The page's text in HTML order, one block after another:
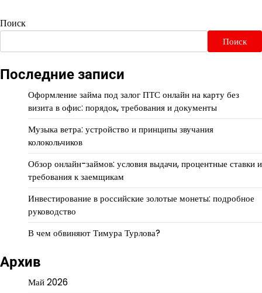
Поиск
Поиск
Последние записи
Оформление займа под залог ПТС онлайн на карту без
визита в офис: порядок, требования и документы
Музыка ветра: устройство и принципы звучания
колокольчиков
Обзор онлайн-займов: условия выдачи, процентные ставки и
требования к заемщикам
Инвестирование в российские золотые монеты: подробное
руководство
В чем обвиняют Тимура Турлова?
Архив
Май 2026